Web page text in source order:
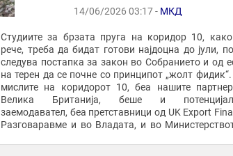
14/06/2026 03:17 - МКД
Студиите за брзата пруга на коридор 10,
рече, треба да бидат готови најдоцна до јули,
следува постапка за закон во Собранието и од
на терен да се почне со принципот „жолт
мислите на коридорот 10, беа нашите
Велика Британија, беше и
заемодавател, беа претставници од UK Export
Разговаравме и во Владата, и во